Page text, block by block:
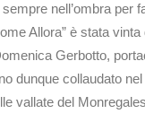
nell’ombra
Allora” è stata
Gerbotto,
dunque collaudato
vallate del